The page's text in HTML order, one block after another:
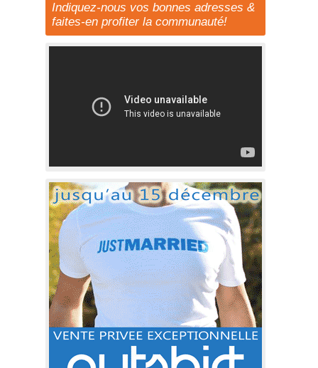
Indiquez-nous vos bonnes adresses &
faites-en profiter la communauté!